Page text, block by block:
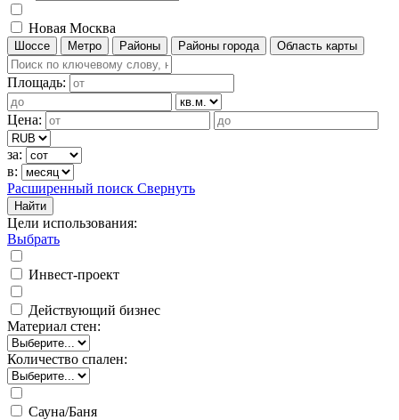
Новая Москва
Шоссе Метро Районы Районы города Область карты
Площадь:
Цена:
за:
в:
Расширенный поиск Свернуть
Найти
Цели использования:
Выбрать
Инвест-проект
Действующий бизнес
Материал стен:
Количество спален:
Сауна/Баня